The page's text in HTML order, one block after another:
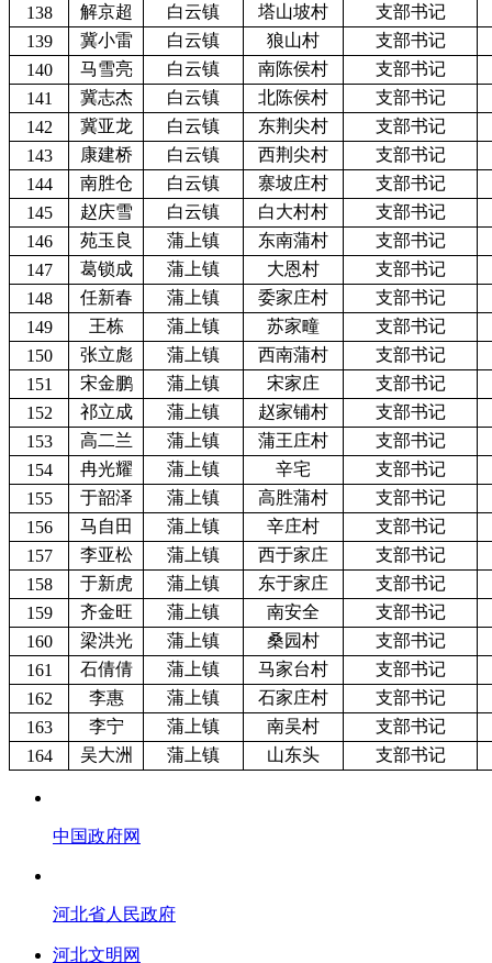
138
解京超 白云镇 塔山坡村
支部书记
139
冀小雷 白云镇 狼山村
支部书记
140
马雪亮 白云镇 南陈侯村
支部书记
141
冀志杰 白云镇 北陈侯村
支部书记
142
冀亚龙 白云镇 东荆尖村
支部书记
143
康建桥 白云镇 西荆尖村
支部书记
144
南胜仓 白云镇 寨坡庄村
支部书记
145
赵庆雪 白云镇 白大村村
支部书记
146
苑玉良 蒲上镇 东南蒲村
支部书记
147
葛锁成 蒲上镇 大恩村
支部书记
148
任新春 蒲上镇 委家庄村
支部书记
149
王栋 蒲上镇 苏家疃
支部书记
150
张立彪 蒲上镇 西南蒲村
支部书记
151
宋金鹏 蒲上镇 宋家庄
支部书记
152
祁立成 蒲上镇 赵家铺村
支部书记
153
高二兰 蒲上镇 蒲王庄村
支部书记
154
冉光耀 蒲上镇 辛宅
支部书记
155
于韶泽 蒲上镇 高胜蒲村
支部书记
156
马自田 蒲上镇 辛庄村
支部书记
157
李亚松 蒲上镇 西于家庄
支部书记
158
于新虎 蒲上镇 东于家庄
支部书记
159
齐金旺 蒲上镇 南安全
支部书记
160
梁洪光 蒲上镇 桑园村
支部书记
161
石倩倩 蒲上镇 马家台村
支部书记
162
李惠 蒲上镇 石家庄村
支部书记
163
李宁 蒲上镇 南吴村
支部书记
164
吴大洲 蒲上镇 山东头 支部书记
中国政府网
河北省人民政府
河北文明网